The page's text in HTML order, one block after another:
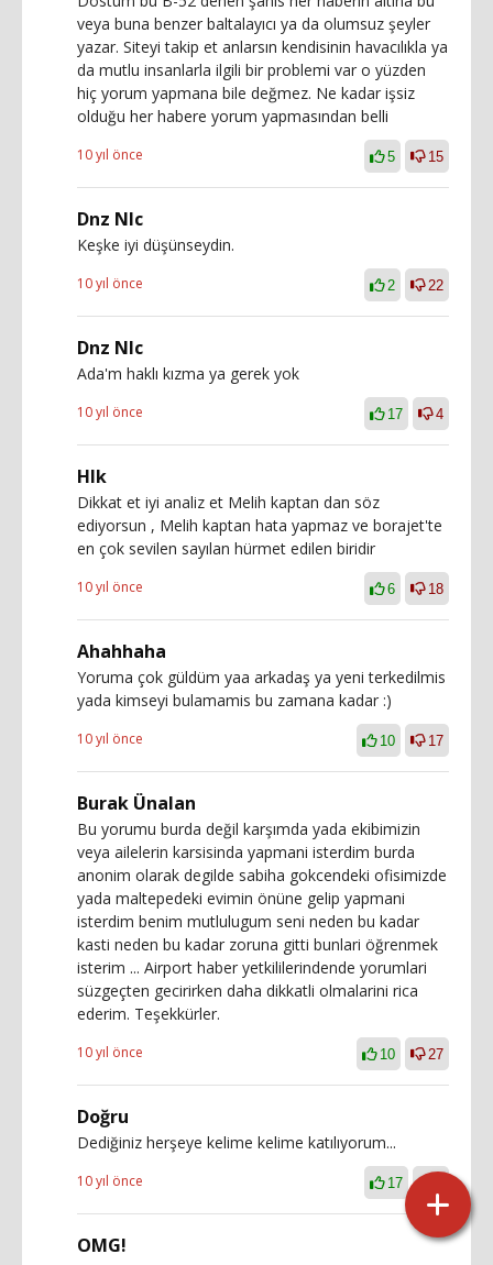
veya buna benzer baltalayıcı ya da olumsuz şeyler
yazar. Siteyi takip et anlarsın kendisinin havacılıkla ya
da mutlu insanlarla ilgili bir problemi var o yüzden
hiç yorum yapmana bile değmez. Ne kadar işsiz
olduğu her habere yorum yapmasından belli
10 yıl önce 5 15
Dnz Nlc
Keşke iyi düşünseydin.
10 yıl önce 2 22
Dnz Nlc
Ada'm haklı kızma ya gerek yok
10 yıl önce 17 4
Hlk
Dikkat et iyi analiz et Melih kaptan dan söz
ediyorsun , Melih kaptan hata yapmaz ve borajet'te
en çok sevilen sayılan hürmet edilen biridir
10 yıl önce 6 18
Ahahhaha
Yoruma çok güldüm yaa arkadaş ya yeni terkedilmis
yada kimseyi bulamamis bu zamana kadar :)
10 yıl önce 10 17
Burak Ünalan
Bu yorumu burda değil karşımda yada ekibimizin
veya ailelerin karsisinda yapmani isterdim burda
anonim olarak degilde sabiha gokcendeki ofisimizde
yada maltepedeki evimin önüne gelip yapmani
isterdim benim mutlulugum seni neden bu kadar
kasti neden bu kadar zoruna gitti bunlari öğrenmek
isterim ... Airport haber yetkililerindende yorumlari
süzgeçten gecirirken daha dikkatli olmalarini rica
ederim. Teşekkürler.
10 yıl önce 10 27
Doğru
Dediğiniz herşeye kelime kelime katılıyorum...
10 yıl önce 17
OMG!